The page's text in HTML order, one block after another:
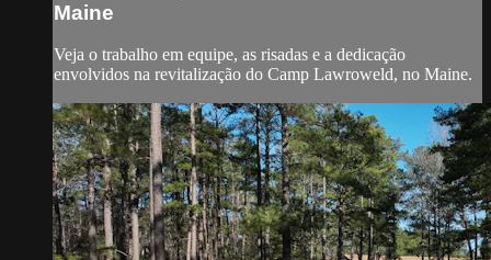
Maine
Veja o trabalho em equipe, as risadas e a dedicação
envolvidos na revitalização do Camp Lawroweld, no Maine.